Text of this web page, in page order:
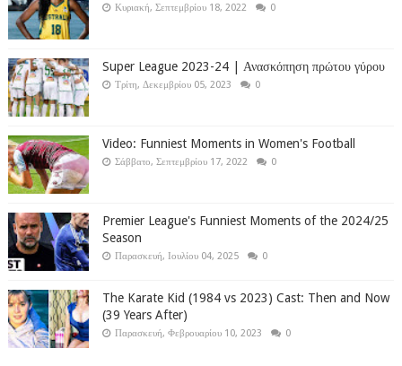
Κυριακή, Σεπτεμβρίου 18, 2022 0
Super League 2023-24 | Ανασκόπηση πρώτου γύρου
Τρίτη, Δεκεμβρίου 05, 2023 0
Video: Funniest Moments in Women's Football
Σάββατο, Σεπτεμβρίου 17, 2022 0
Premier League's Funniest Moments of the 2024/25
Season
Παρασκευή, Ιουλίου 04, 2025 0
The Karate Kid (1984 vs 2023) Cast: Then and Now
(39 Years After)
Παρασκευή, Φεβρουαρίου 10, 2023 0